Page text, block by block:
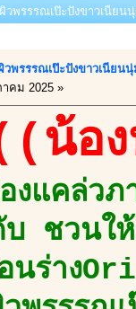
พรรรณเป๊ะปังขาวเนีย
พรรรณเป๊ะปังขาวเนียน
คม 2025 »
น้อ
งแคล่วภ
ชวนใ
นร่าง